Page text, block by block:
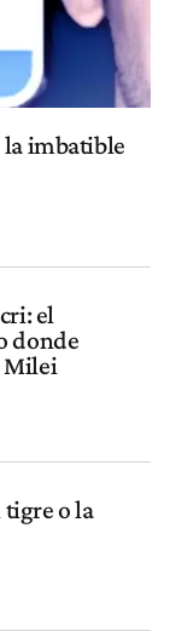
la imbatible
el
donde
Milei
tigre o la